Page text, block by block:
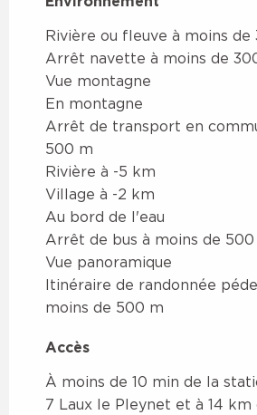
Rivière ou fleuve à moins de
Arrêt navette à moins de
Vue montagne
En montagne
Arrêt de transport en
500 m
Rivière à -5 km
Village à -2 km
Au bord de l'eau
Arrêt de bus à moins de 500
Vue panoramique
Itinéraire de randonnée
moins de 500 m
Accès
Accès
À moins de 10 min de la
7 Laux le Pleynet et à 14 km